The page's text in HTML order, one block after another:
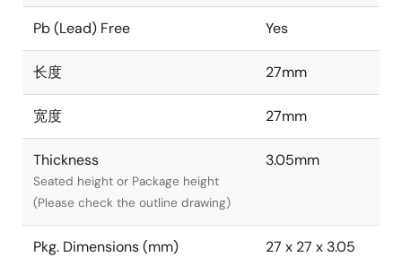
Pb (Lead) Free Yes
长度 27mm
宽度 27mm
Thickness
Seated height or Package height
(Please check the outline drawing)
3.05mm
Pkg. Dimensions (mm) 27 x 27 x 3.05